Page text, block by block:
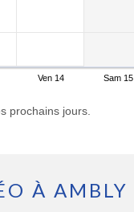
Ven 14 Sam 15
prochains jours.
À AMBLY